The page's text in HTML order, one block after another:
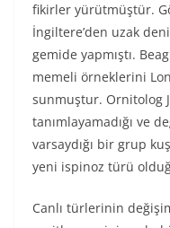
fikirler yürütmüştür.
İngiltere’den uzak
gemide yapmıştı.
memeli örneklerini
sunmuştur. Ornitolog
tanımlayamadığı ve
varsaydığı bir grup
yeni ispinoz türü
Canlı türlerinin